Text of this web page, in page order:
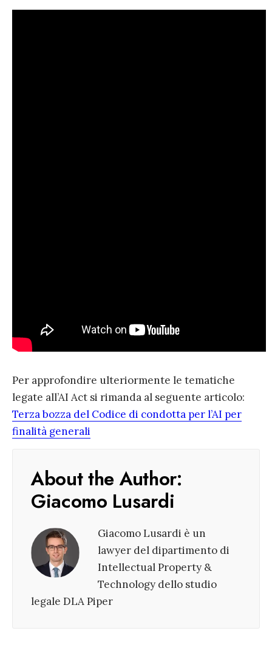
Per approfondire ulteriormente le tematiche
legate all’AI Act si rimanda al seguente articolo:
Terza bozza del Codice di condotta per l’AI per
finalità generali
About the Author:
Giacomo Lusardi
Giacomo Lusardi è un
lawyer del dipartimento di
Intellectual Property &
Technology dello studio
legale DLA Piper